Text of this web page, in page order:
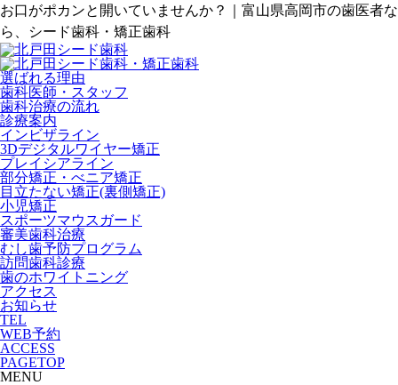
お口がポカンと開いていませんか？｜富山県高岡市の歯医者な
ら、シード歯科・矯正歯科
選ばれる理由
歯科医師・スタッフ
歯科治療の流れ
診療案内
インビザライン
3Dデジタルワイヤー矯正
プレイシアライン
部分矯正・べニア矯正
目立たない矯正(裏側矯正)
小児矯正
スポーツマウスガード
審美歯科治療
むし歯予防プログラム
訪問歯科診療
歯のホワイトニング
アクセス
お知らせ
TEL
WEB予約
ACCESS
PAGETOP
MENU